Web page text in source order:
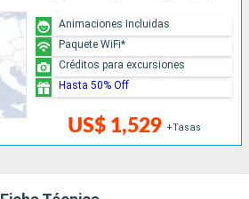
US$ 1,529 +Tasas
Animaciones Incluidas
Paquete WiFi*
Créditos para excursiones
Hasta 50% Off